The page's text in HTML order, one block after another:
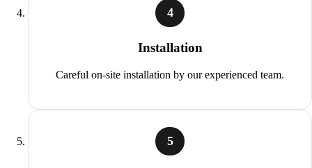
4
Installation
Careful on-site installation by our experienced team.
5